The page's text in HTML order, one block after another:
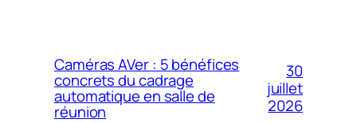
Caméras AVer : 5 bénéfices
concrets du cadrage
automatique en salle de
réunion
30
juillet
2026